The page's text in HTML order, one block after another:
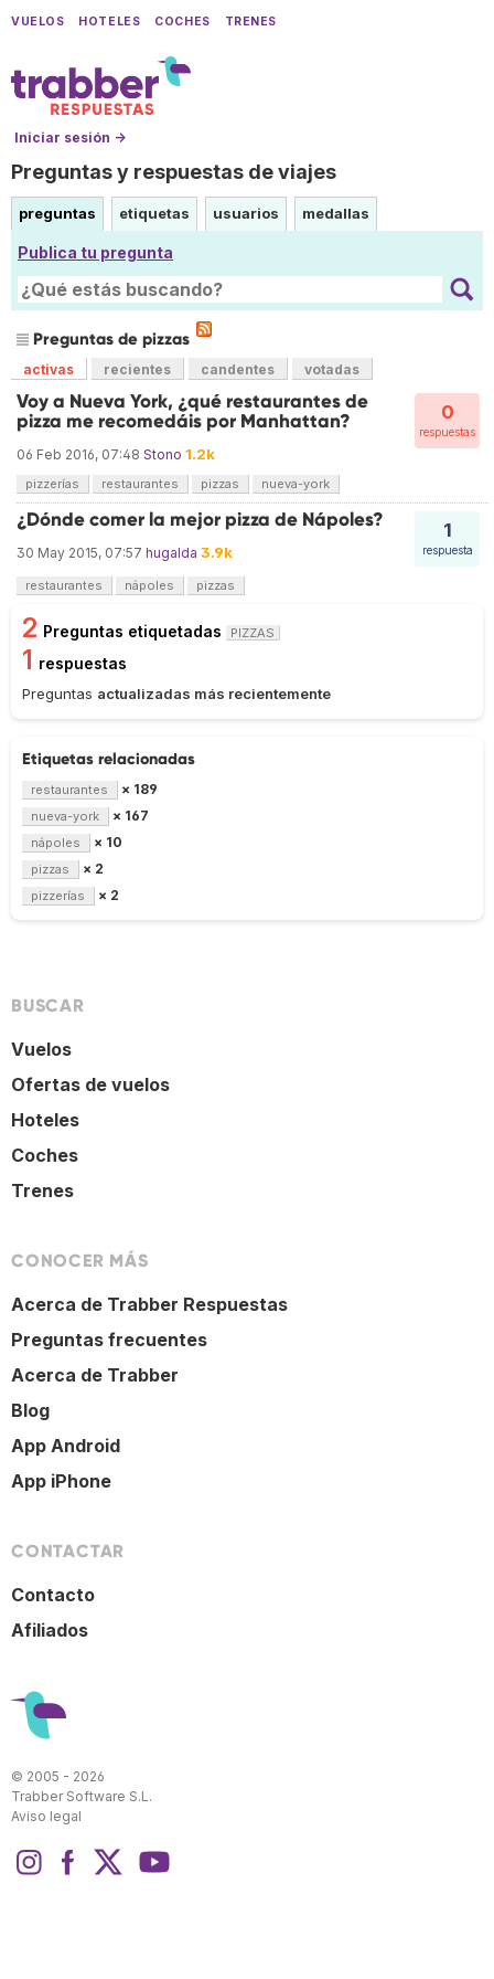
VUELOS HOTELES COCHES TRENES
Iniciar sesión →
Preguntas y respuestas de viajes
preguntas etiquetas usuarios medallas
Publica tu pregunta
Preguntas de pizzas
activas recientes candentes votadas
0
respuestas
Voy a Nueva York, ¿qué restaurantes de
pizza me recomedáis por Manhattan?
06 Feb 2016, 07:48 Stono 1.2k
pizzerías restaurantes pizzas nueva-york
1
respuesta
¿Dónde comer la mejor pizza de Nápoles?
30 May 2015, 07:57 hugalda 3.9k
restaurantes nápoles pizzas
2 Preguntas etiquetadas PIZZAS
1 respuestas
Preguntas actualizadas más recientemente
Etiquetas relacionadas
restaurantes × 189
nueva-york × 167
nápoles × 10
pizzas × 2
pizzerías × 2
BUSCAR
Vuelos
Ofertas de vuelos
Hoteles
Coches
Trenes
CONOCER MÁS
Acerca de Trabber Respuestas
Preguntas frecuentes
Acerca de Trabber
Blog
App Android
App iPhone
CONTACTAR
Contacto
Afiliados
© 2005 - 2026
Trabber Software S.L.
Aviso legal